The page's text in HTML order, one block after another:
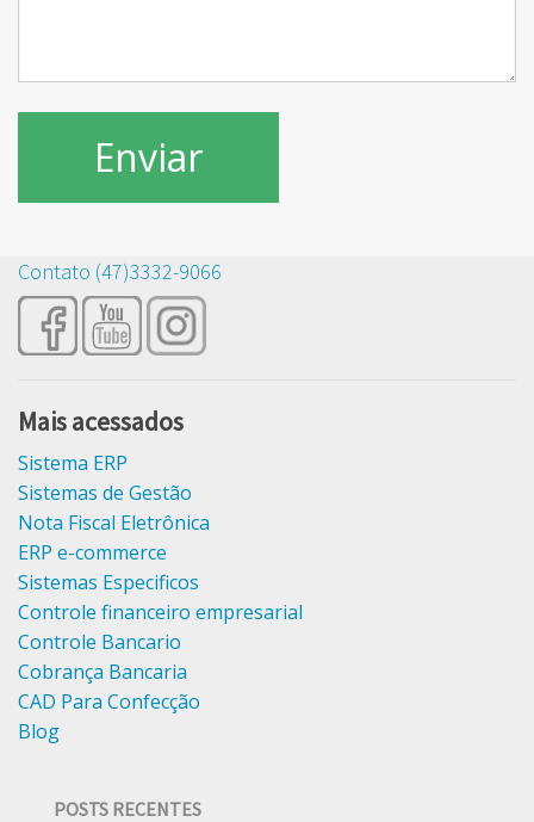
Contato (47)3332-9066
Mais acessados
Sistema ERP
Sistemas de Gestão
Nota Fiscal Eletrônica
ERP e-commerce
Sistemas Especificos
Controle financeiro empresarial
Controle Bancario
Cobrança Bancaria
CAD Para Confecção
Blog
POSTS RECENTES